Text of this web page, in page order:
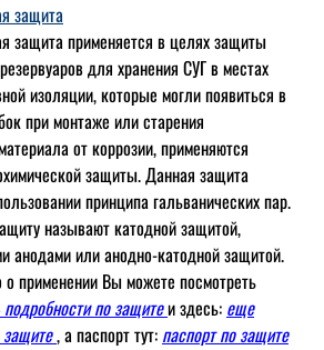
защита
защита применяется в целях защиты
для хранения СУГ в местах
изоляции, которые могли появиться в
при монтаже или старения
от коррозии, применяются
защиты. Данная защита
принципа гальванических пар.
называют катодной защитой,
анодами или анодно-катодной защитой.
о применении Вы можете посмотреть
подробности по защитеи здесь: еще
защите, а паспорт тут: паспорт по защите